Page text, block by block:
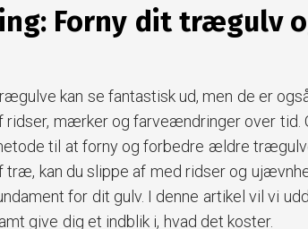
Forny dit trægulv
kan se fantastisk ud, men de er
ridser, mærker og farveændringer over tid.
til at forny og forbedre ældre
træ, kan du slippe af med ridser og
for dit gulv. I denne artikel vil vi
give dig et indblik i, hvad det koster.